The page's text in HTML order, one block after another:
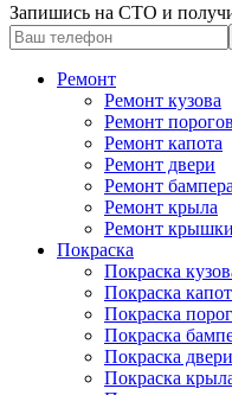
Запишись на СТО и
Ремонт
Ремонт кузова
Ремонт порогов
Ремонт капота
Ремонт двери
Ремонт бампера
Ремонт крыла
Ремонт
Покраска
Покраска
Покраска
Покраска
Покраска
Покраска двери
Покраска